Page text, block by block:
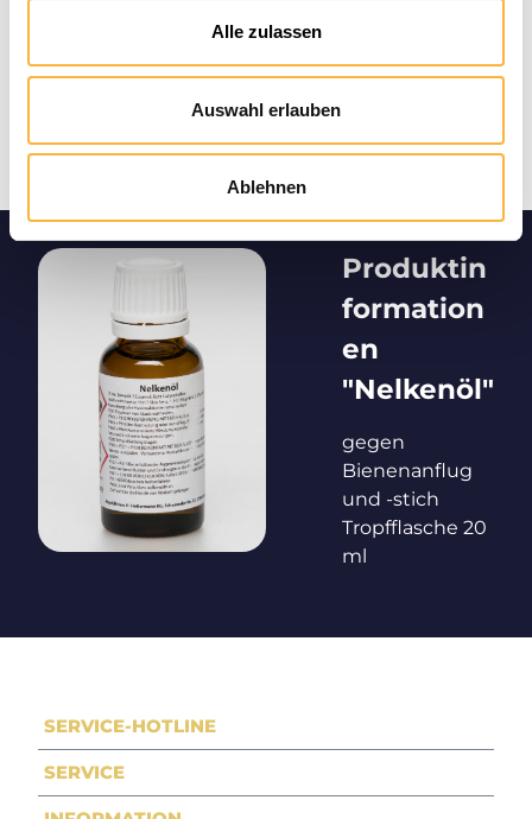
Alle zulassen
Auswahl erlauben
Ablehnen
Produktin
formation
en
"Nelkenöl"
gegen
Bienenanflug
und -stich
Tropfflasche 20
ml
SERVICE-HOTLINE
SERVICE